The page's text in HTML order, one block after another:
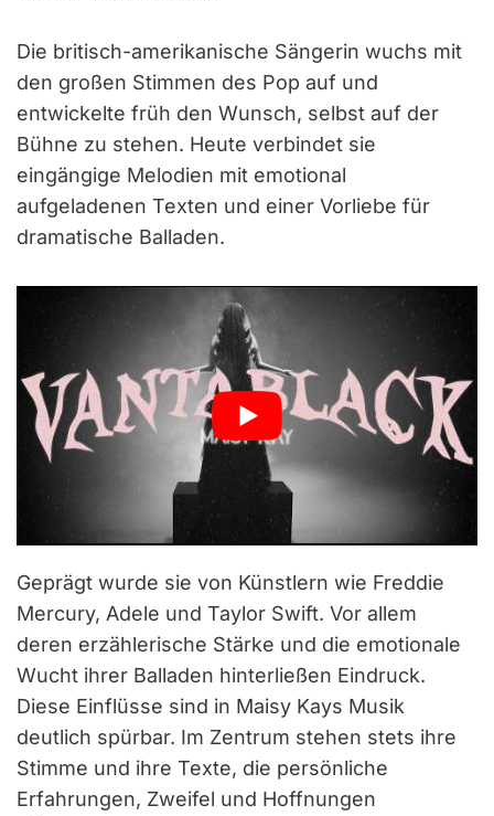
Die britisch-amerikanische Sängerin wuchs mit
den großen Stimmen des Pop auf und
entwickelte früh den Wunsch, selbst auf der
Bühne zu stehen. Heute verbindet sie
eingängige Melodien mit emotional
aufgeladenen Texten und einer Vorliebe für
dramatische Balladen.
Geprägt wurde sie von Künstlern wie Freddie
Mercury, Adele und Taylor Swift. Vor allem
deren erzählerische Stärke und die emotionale
Wucht ihrer Balladen hinterließen Eindruck.
Diese Einflüsse sind in Maisy Kays Musik
deutlich spürbar. Im Zentrum stehen stets ihre
Stimme und ihre Texte, die persönliche
Erfahrungen, Zweifel und Hoffnungen